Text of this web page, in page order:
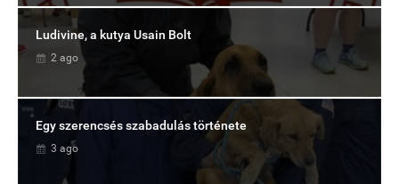
Ludivine, a kutya Usain Bolt
2 ago
Egy szerencsés szabadulás története
3 ago